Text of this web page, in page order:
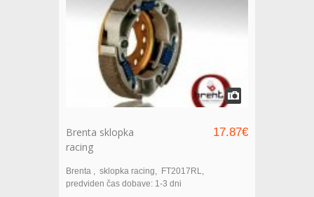
Brenta sklopka
racing
17.87€
Brenta sklopka racing
FT2017RL
predviden čas dobave: 1-3 dni